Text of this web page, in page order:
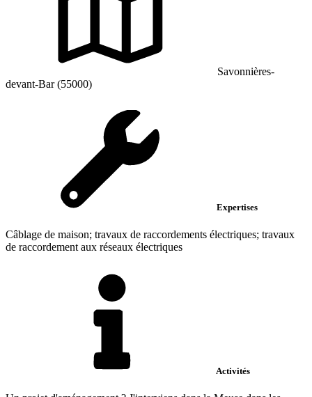
Savonnières-
devant-Bar (55000)
Expertises
Câblage de maison; travaux de raccordements électriques; travaux
de raccordement aux réseaux électriques
Activités